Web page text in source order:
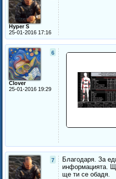
Hyper S
25-01-2016 17:16
6
Clover
25-01-2016 19:29
7
Благодаря. За
информацията.
ще ти се обадя.